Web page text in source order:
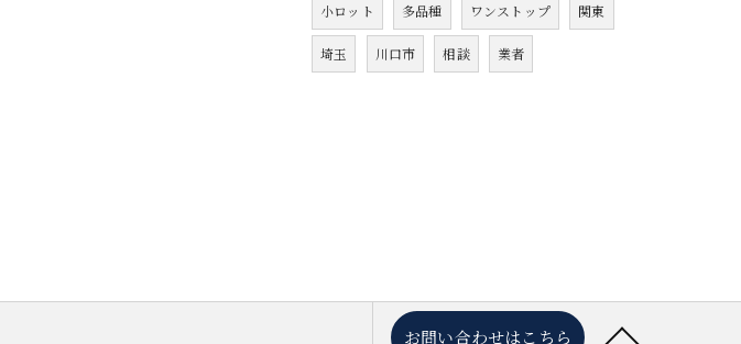
小ロット 多品種 ワンストップ 関東
埼玉 川口市 相談 業者
お問い合わせはこちら